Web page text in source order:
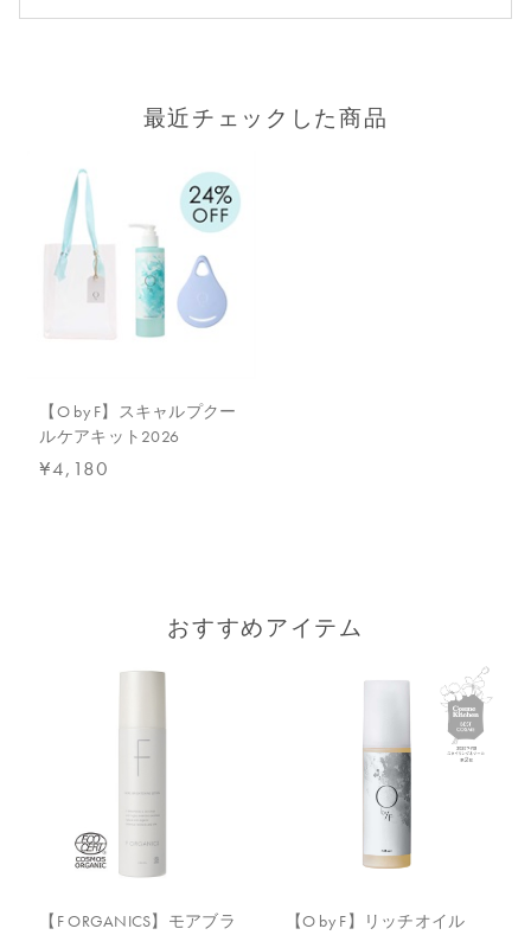
各商品ページをご覧ください。
スキャルプブラシ ブルー
【原産国】
【メーカー品番】
店舗でお問い合わせの際には、下記品番をお伝え下さい。
CosmeKitchen 2026/6/17
Biople 2026/6/17
※店舗での取り扱いや詳しい在庫状況につきましては、各店舗に
商品によっては、お届けまで１～２週間かかる場合がございます
ので予めご了承ください。
●パッケージはリニューアル等の理由により、写真と異なる場合が
●パッケージのリニューアル等の理由により、成分・処方が記載と
異なる場合がございます。
●予告なくパッケージ仕様が変更になる場合がございます。
最近チェックした商品
【O by F】スキャルプクー
ルケアキット2026
¥4,180
おすすめアイテム
【F ORGANICS】モアブラ
【O by F】リッチオイル